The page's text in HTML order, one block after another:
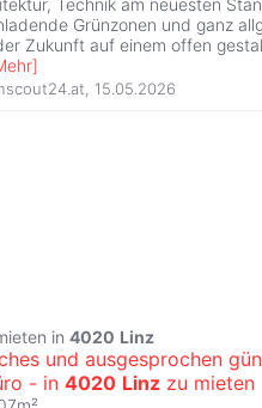
Technik am neuesten
Grünzonen und ganz
Zukunft auf einem offen
]
15.05.2026
in 4020 Linz
und ausgesprochen
- in 4020 Linz zu mieten